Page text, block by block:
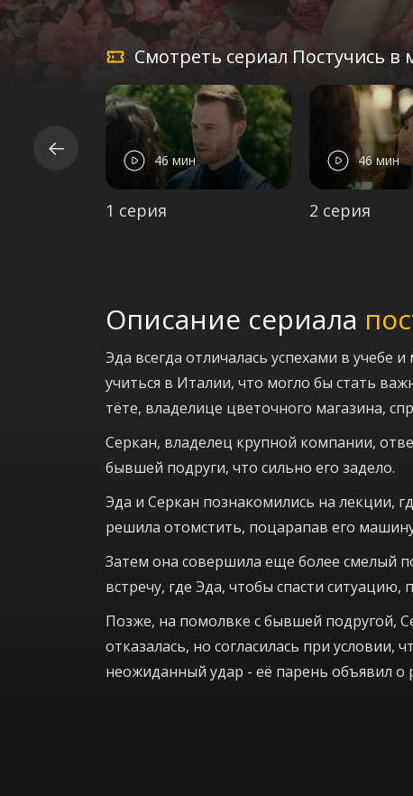
Смотреть сериал Постучись в
46 мин
1 серия
46 мин
2 серия
Описание сериала
Эда всегда отличалась успехами в учебе
учиться в Италии, что могло бы стать
тёте, владелице цветочного магазина,
Серкан, владелец крупной компании,
бывшей подруги, что сильно его задело.
Эда и Серкан познакомились на лекции,
решила отомстить, поцарапав его
Затем она совершила еще более смелый
встречу, где Эда, чтобы спасти
Позже, на помолвке с бывшей подругой,
отказалась, но согласилась при
неожиданный удар - её парень объявил